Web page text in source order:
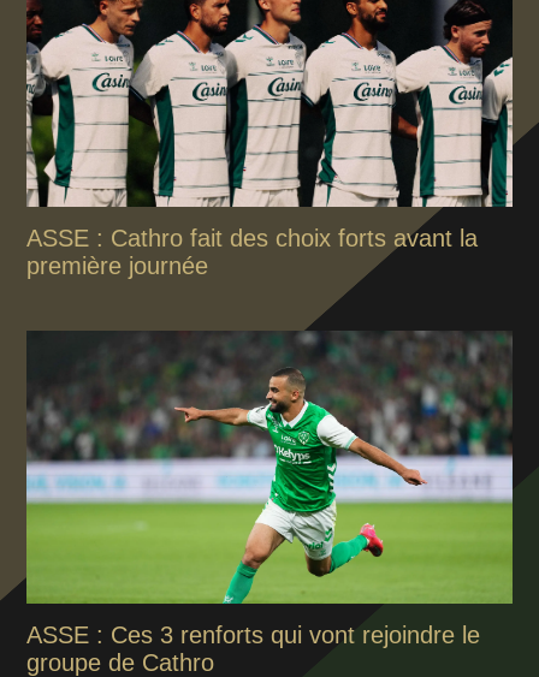
ASSE : Cathro fait des choix forts avant la
première journée
ASSE : Ces 3 renforts qui vont rejoindre le
groupe de Cathro